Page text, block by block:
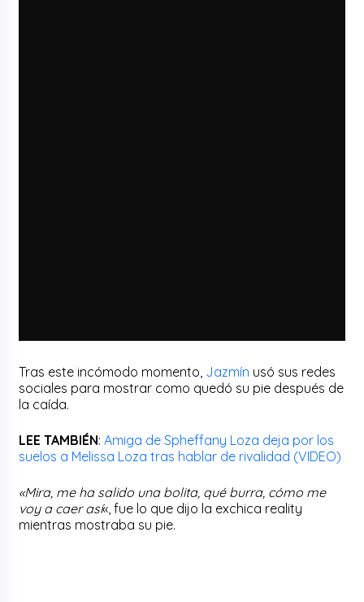
Tras este incómodo momento, Jazmín usó sus redes
sociales para mostrar como quedó su pie después de
la caída.
LEE TAMBIÉN:Amiga de Spheffany Loza deja por los
suelos a Melissa Loza tras hablar de rivalidad (VIDEO)
«Mira, me ha salido una bolita, qué burra, cómo me
voy a caer así«, fue lo que dijo la exchica reality
mientras mostraba su pie.